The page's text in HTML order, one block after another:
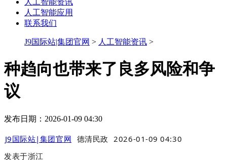
人工智能资讯
人工智能应用
联系我们
J9国际站|集团官网 > 人工智能资讯 >
种趋向也带来了良多风险和争
议
发布日期：2026-01-09 04:30
J9国际站|集团官网 德清民政
2026-01-09 04:30
发表于浙江